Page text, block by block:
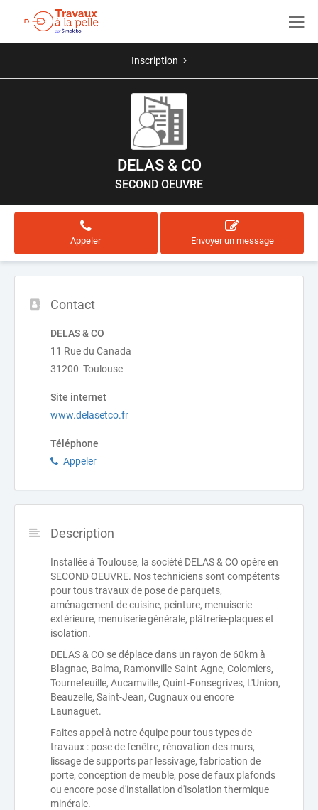
Inscription
DELAS & CO
SECOND OEUVRE
Appeler Envoyer un message
Contact
DELAS & CO
11 Rue du Canada
31200 Toulouse
Site internet
www.delasetco.fr
Téléphone
Appeler
Description
Installée à Toulouse, la société DELAS & CO opère en
SECOND OEUVRE. Nos techniciens sont compétents
pour tous travaux de pose de parquets,
aménagement de cuisine, peinture, menuiserie
extérieure, menuiserie générale, plâtrerie-plaques et
isolation.
DELAS & CO se déplace dans un rayon de 60km à
Blagnac, Balma, Ramonville-Saint-Agne, Colomiers,
Tournefeuille, Aucamville, Quint-Fonsegrives, L'Union,
Beauzelle, Saint-Jean, Cugnaux ou encore
Launaguet.
Faites appel à notre équipe pour tous types de
travaux : pose de fenêtre, rénovation des murs,
lissage de supports par lessivage, fabrication de
porte, conception de meuble, pose de faux plafonds
ou encore pose d'installation d'isolation thermique
minérale.